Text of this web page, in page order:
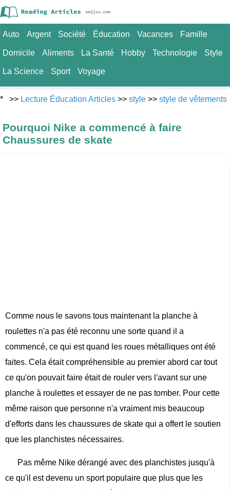
Auto Argent Société Éducation Vacances Famille
Domicile Aliments La Santé Hobby Technologie Style
La Science Sport Voyage
* >> Lecture Éducation Articles >> style >> style de vêtements
Pourquoi Nike a commencé à faire
Chaussures de skate
Comme nous le savons tous maintenant la planche à
roulettes n'a pas été reconnu une sorte quand il a
commencé, ce qui est quand les roues métalliques ont été
faites. Cela était compréhensible au premier abord car tout
ce qu'on pouvait faire était de rouler vers l'avant sur une
planche à roulettes et essayer de ne pas tomber. Pour cette
même raison que personne n'a vraiment mis beaucoup
d'efforts dans les chaussures de skate qui a offert le soutien
que les planchistes nécessaires.
Pas même Nike dérangé avec des planchistes jusqu'à
ce qu'il est devenu un sport populaire que plus que les